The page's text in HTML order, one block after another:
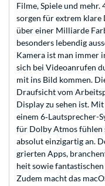
Filme, Spiele und
sorgen für extrem klare
über einer Milliarde
besonders lebendig
Kamera ist man immer
sich bei Video­anrufen
mit ins Bild kommen.
Draufsicht vom
Display zu sehen ist.
einem 6‑Laut­sprecher-
für Dolby Atmos fühlen
absolut einzig­artig an.
grierten Apps,
heit sowie
Zudem macht das